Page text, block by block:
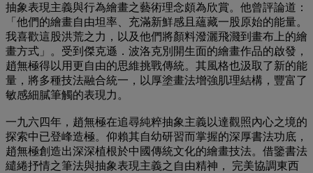
抽象表現主義與行為繪畫之藝術理念頗為欣賞。他曾評論道：
「他們的繪畫自由坦率、充滿新鮮感且蘊藏一股原始的能量。
我喜歡這股洪荒之力，以及他們將顏料潑灑飛濺到畫布上的繪
畫方式」。受到傑克遜．波洛克別開生面的繪畫作品的啟發，
趙無極得以用更自由的思維挑戰傳統。其風格也汲取了新的能
量，將多種技法融合統一，以厚塗畫法增強肌理結構，豐富了
敏感細膩筆觸的表現力。
一九六四年，趙無極在追尋純粹抽象主義以達觀照內心之境的
探索中已登峰造極。仰賴其自幼研習而掌握的深厚書法功底，
趙無極創造出深深植根於中國傳統文化的繪畫技法。借鑒書法
繾綣抒情之筆法與抽象表現主義之自由精神， 完美協調東西